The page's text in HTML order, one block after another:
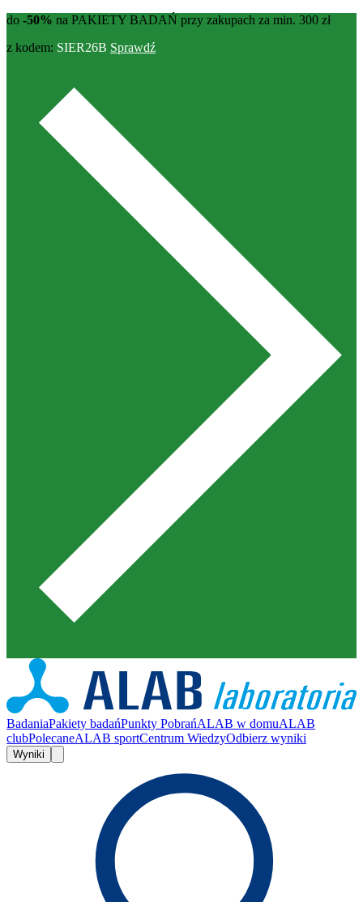
do -50% na PAKIETY BADAŃ przy zakupach za min. 300 zł
z kodem: SIER26B Sprawdź
BadaniaPakiety badańPunkty PobrańALAB w domuALAB
clubPolecaneALAB sportCentrum WiedzyOdbierz wyniki
Wyniki